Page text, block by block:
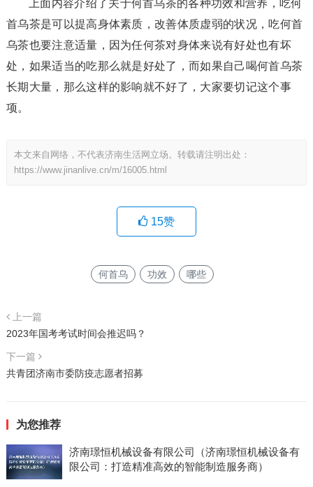
上面内容介绍了关于何首乌茶的各种功效和营养，吃何
首乌茶是可以提高身体素质，改善体质虚弱的状况，吃何首
乌茶也要注意适量，因为任何茶对身体来说有好处也有坏
处，如果适当的吃那么就是好处了，而如果自己喝何首乌茶
长期大量，那么这样的影响就不好了，大家要切记这个事
项。
本文来自网络，不代表济南生活网立场。转载请注明出处：
https://www.jinanlive.cn/m/16005.html
15赞
何首乌 功效 哪些
上一篇
2023年国考考试时间会推迟吗？
下一篇
共青团济南市委防疫志愿者招募
为您推荐
济南璟恒机械设备有限公司（济南璟恒机械设备有
限公司：打造精准高效的智能制造服务商）